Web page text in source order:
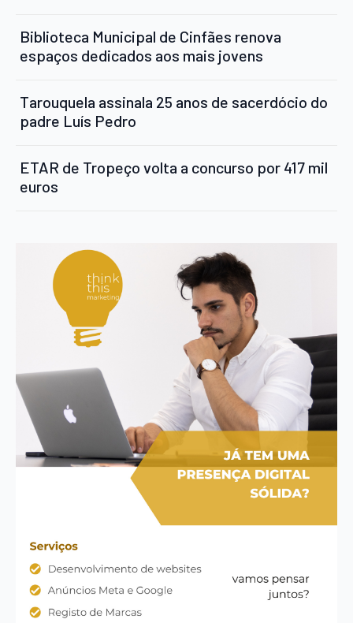
Biblioteca Municipal de Cinfães renova
espaços dedicados aos mais jovens
Tarouquela assinala 25 anos de sacerdócio do
padre Luís Pedro
ETAR de Tropeço volta a concurso por 417 mil
euros